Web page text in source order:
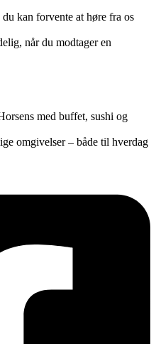
kan forvente at høre fra os
når du modtager en
med buffet, sushi og
omgivelser – både til hverdag